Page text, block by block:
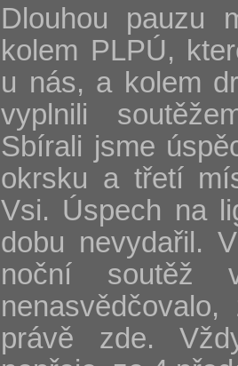
Dlouhou pauzu
kolem PLPÚ,
u nás, a kolem
vyplnili
Sbírali jsme
okrsku a třetí
Vsi. Úspech na
dobu nevydařil.
noční soutěž
právě zde.